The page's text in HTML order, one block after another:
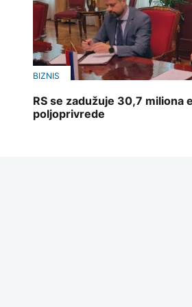
BIZNIS
RS se zadužuje 30,7 miliona
poljoprivrede